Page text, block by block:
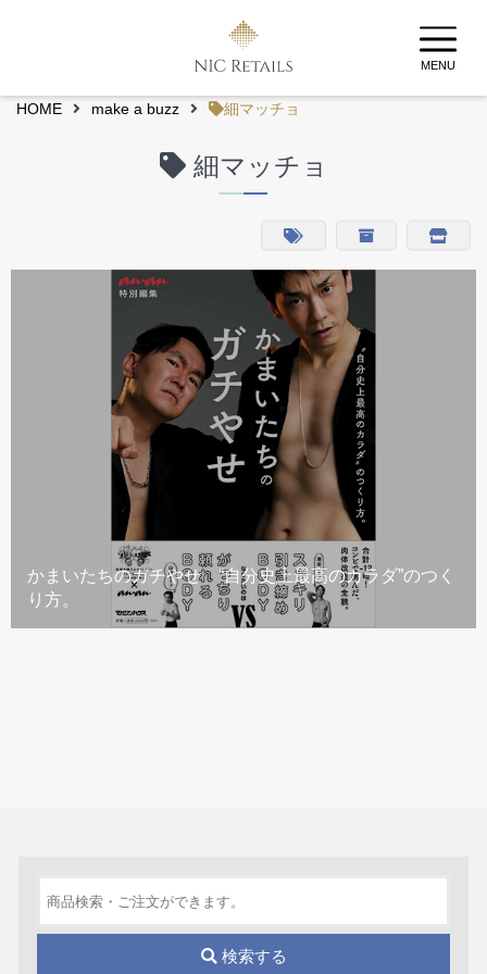
MENU
HOME make a buzz 細マッチョ
細マッチョ
かまいたちのガチやせ “自分史上最高のカラダ”のつく
り方。
検索する